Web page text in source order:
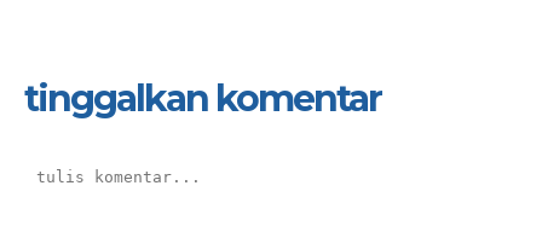
tinggalkan komentar